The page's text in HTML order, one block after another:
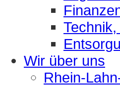
Wir über uns
Rhein-